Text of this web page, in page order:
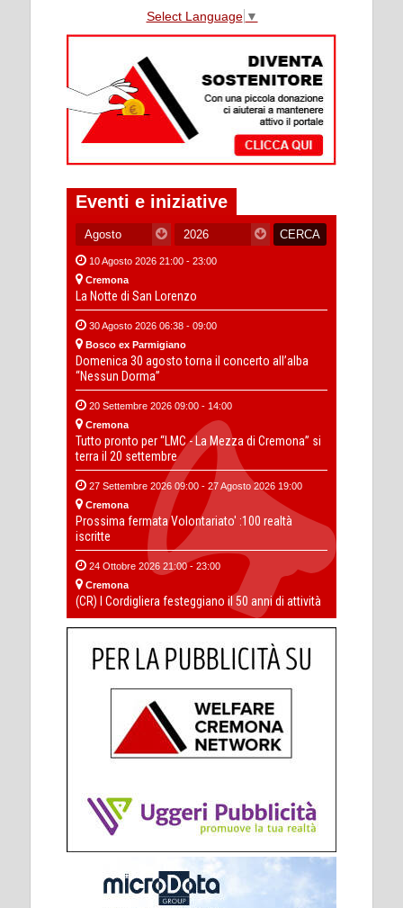
Select Language ▼
Eventi e iniziative
10 Agosto 2026 21:00 - 23:00
Cremona
La Notte di San Lorenzo
30 Agosto 2026 06:38 - 09:00
Bosco ex Parmigiano
Domenica 30 agosto torna il concerto all’alba
“Nessun Dorma”
20 Settembre 2026 09:00 - 14:00
Cremona
Tutto pronto per “LMC - La Mezza di Cremona” si
terra il 20 settembre
27 Settembre 2026 09:00 - 27 Agosto 2026 19:00
Cremona
Prossima fermata Volontariato' :100 realtà
iscritte
24 Ottobre 2026 21:00 - 23:00
Cremona
(CR) I Cordigliera festeggiano il 50 anni di attività